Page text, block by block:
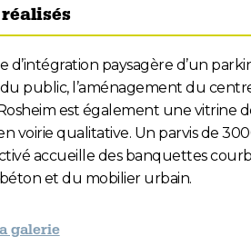
d’intégration paysagère d’un
public, l’aménagement du
est également une vitrine
voirie qualitative. Un parvis de
accueille des banquettes
et du mobilier urbain.
galerie